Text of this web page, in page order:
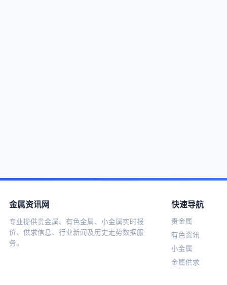
金属资讯网
专业提供贵金属、有色金属、小金属实时报
价、供求信息、行业新闻及历史走势数据服
务。
快速导航
贵金属
有色资讯
小金属
金属供求